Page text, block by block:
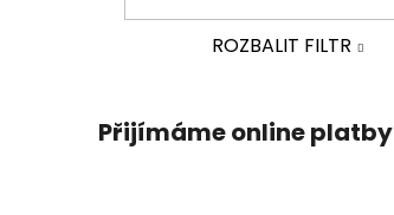
ROZBALIT FILTR
Přijímáme online platby